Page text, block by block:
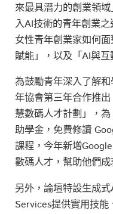
來最具潛力的創業領
入AI技術的青年創業
女性青年創業家如何
賦能」，以及「AI與
為鼓勵青年深入了解
年協會第三年合作推
慧數碼人才計劃」，
助學金，免費修讀
課程，今年新增
數碼人才，幫助他們成
另外，論壇特設生成
Services提供實用技